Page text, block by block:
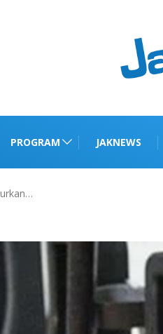
PROGRAM JAKNEWS